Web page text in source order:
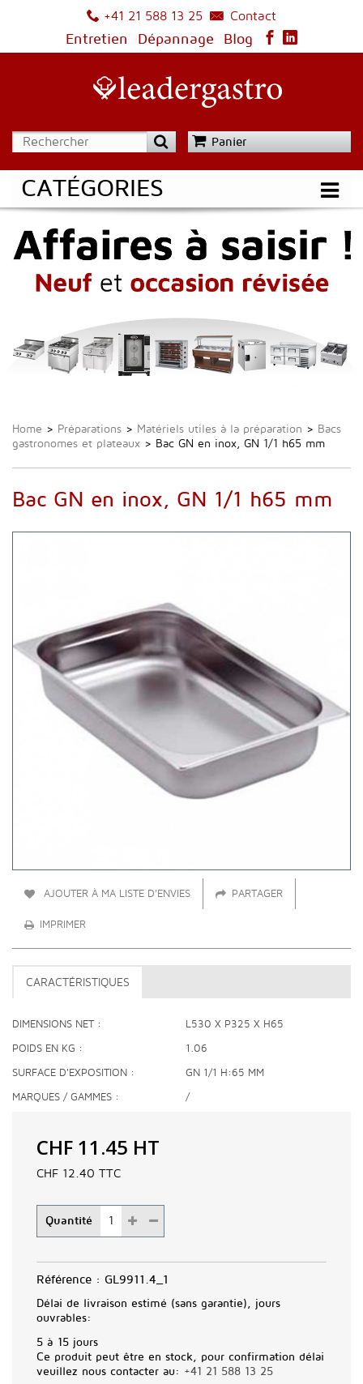
+41 21 588 13 25
Contact
Entretien
Dépannage Blog
Panier
CATÉGORIES
Home > Préparations > Matériels utiles à la préparation > Bacs
gastronomes et plateaux > Bac GN en inox, GN 1/1 h65 mm
Bac GN en inox, GN 1/1 h65 mm
AJOUTER À MA LISTE D'ENVIES PARTAGER
IMPRIMER
CARACTÉRISTIQUES
DIMENSIONS NET L530 X P325 X H65
POIDS EN KG 1.06
SURFACE D'EXPOSITION GN 1/1 H:65 MM
MARQUES / GAMMES /
Quantité
CHF 11.45 HT
CHF 12.40 TTC
Référence : GL9911.4_1
Délai de livraison estimé (sans garantie), jours
ouvrables:
5 à 15 jours
Ce produit peut être en stock, pour confirmation délai
veuillez nous contacter au: +41 21 588 13 25